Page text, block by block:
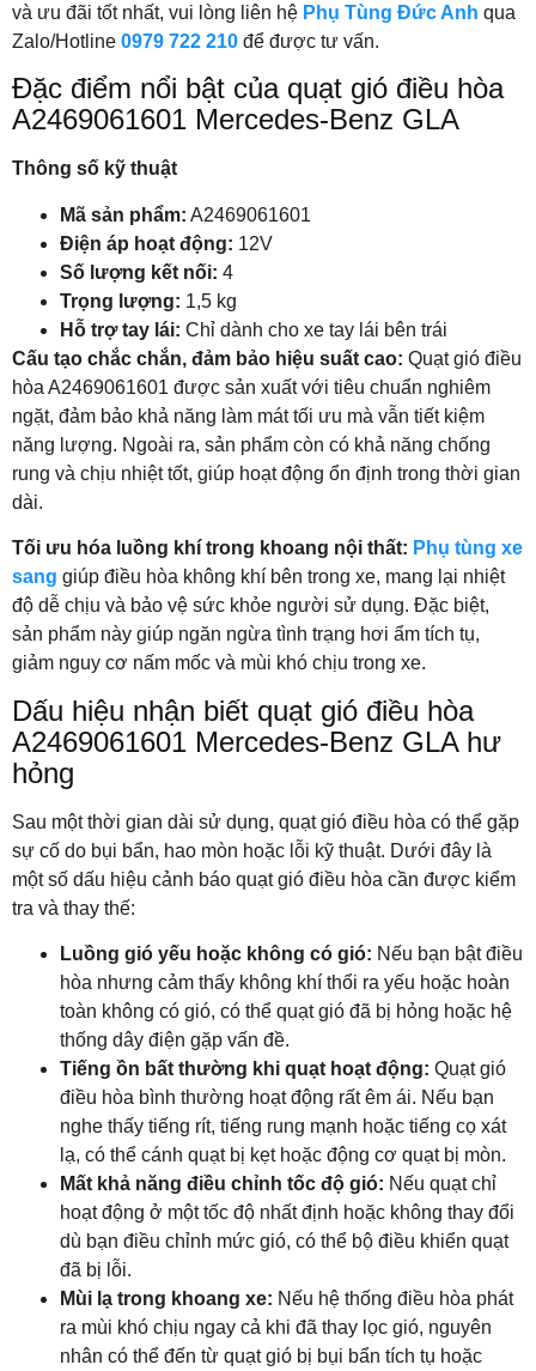
và ưu đãi tốt nhất, vui lòng liên hệ Phụ Tùng Đức Anh qua
Zalo/Hotline 0979 722 210 để được tư vấn.
Đặc điểm nổi bật của quạt gió điều hòa
A2469061601 Mercedes-Benz GLA
Thông số kỹ thuật
Mã sản phẩm: A2469061601
Điện áp hoạt động: 12V
Số lượng kết nối: 4
Trọng lượng: 1,5 kg
Hỗ trợ tay lái: Chỉ dành cho xe tay lái bên trái
Cấu tạo chắc chắn, đảm bảo hiệu suất cao: Quạt gió điều
hòa A2469061601 được sản xuất với tiêu chuẩn nghiêm
ngặt, đảm bảo khả năng làm mát tối ưu mà vẫn tiết kiệm
năng lượng. Ngoài ra, sản phẩm còn có khả năng chống
rung và chịu nhiệt tốt, giúp hoạt động ổn định trong thời gian
dài.
Tối ưu hóa luồng khí trong khoang nội thất: Phụ tùng xe
sang giúp điều hòa không khí bên trong xe, mang lại nhiệt
độ dễ chịu và bảo vệ sức khỏe người sử dụng. Đặc biệt,
sản phẩm này giúp ngăn ngừa tình trạng hơi ẩm tích tụ,
giảm nguy cơ nấm mốc và mùi khó chịu trong xe.
Dấu hiệu nhận biết quạt gió điều hòa
A2469061601 Mercedes-Benz GLA hư
hỏng
Sau một thời gian dài sử dụng, quạt gió điều hòa có thể gặp
sự cố do bụi bẩn, hao mòn hoặc lỗi kỹ thuật. Dưới đây là
một số dấu hiệu cảnh báo quạt gió điều hòa cần được kiểm
tra và thay thế:
Luồng gió yếu hoặc không có gió: Nếu bạn bật điều
hòa nhưng cảm thấy không khí thổi ra yếu hoặc hoàn
toàn không có gió, có thể quạt gió đã bị hỏng hoặc hệ
thống dây điện gặp vấn đề.
Tiếng ồn bất thường khi quạt hoạt động: Quạt gió
điều hòa bình thường hoạt động rất êm ái. Nếu bạn
nghe thấy tiếng rít, tiếng rung mạnh hoặc tiếng cọ xát
lạ, có thể cánh quạt bị kẹt hoặc động cơ quạt bị mòn.
Mất khả năng điều chỉnh tốc độ gió: Nếu quạt chỉ
hoạt động ở một tốc độ nhất định hoặc không thay đổi
dù bạn điều chỉnh mức gió, có thể bộ điều khiển quạt
đã bị lỗi.
Mùi lạ trong khoang xe: Nếu hệ thống điều hòa phát
ra mùi khó chịu ngay cả khi đã thay lọc gió, nguyên
nhân có thể đến từ quạt gió bị bụi bẩn tích tụ hoặc